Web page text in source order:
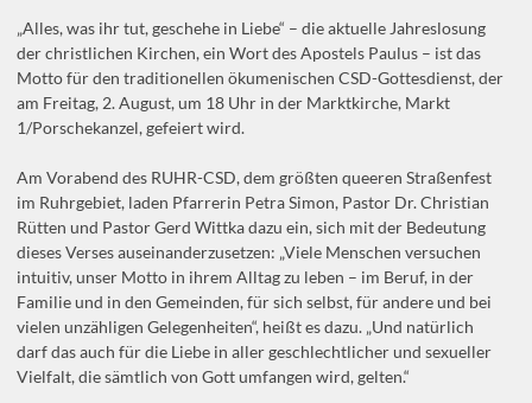
„Alles, was ihr tut, geschehe in Liebe“ – die aktuelle Jahreslosung
der christlichen Kirchen, ein Wort des Apostels Paulus – ist das
Motto für den traditionellen ökumenischen CSD-Gottesdienst, der
am Freitag, 2. August, um 18 Uhr in der Marktkirche, Markt
1/Porschekanzel, gefeiert wird.
Am Vorabend des RUHR-CSD, dem größten queeren Straßenfest
im Ruhrgebiet, laden Pfarrerin Petra Simon, Pastor Dr. Christian
Rütten und Pastor Gerd Wittka dazu ein, sich mit der Bedeutung
dieses Verses auseinanderzusetzen: „Viele Menschen versuchen
intuitiv, unser Motto in ihrem Alltag zu leben – im Beruf, in der
Familie und in den Gemeinden, für sich selbst, für andere und bei
vielen unzähligen Gelegenheiten“, heißt es dazu. „Und natürlich
darf das auch für die Liebe in aller geschlechtlicher und sexueller
Vielfalt, die sämtlich von Gott umfangen wird, gelten.“